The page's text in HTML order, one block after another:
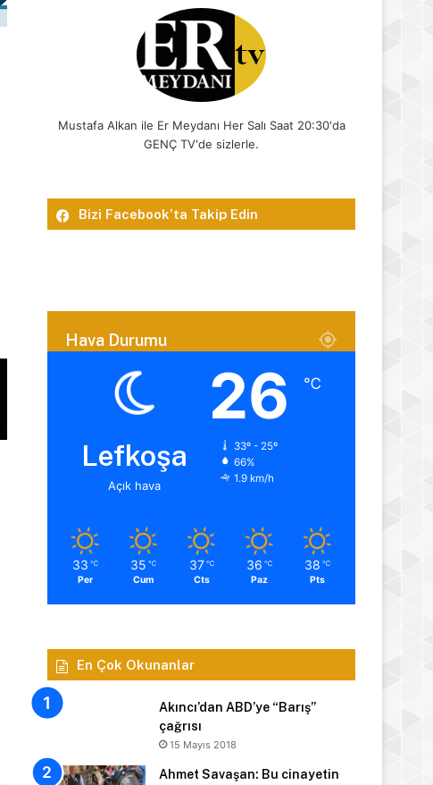
Mustafa Alkan ile Er Meydanı Her Salı Saat 20:30'da
GENÇ TV'de sizlerle.
Bizi Facebook’ta Takip Edin
Hava Durumu
Lefkoşa
Açık hava
26 ℃
33º - 25º
66%
1.9 km/h
33 ℃
Per
35 ℃
Cum
37 ℃
Cts
36 ℃
Paz
38 ℃
Pts
En Çok Okunanlar
Akıncı’dan ABD’ye “Barış”
çağrısı
15 Mayıs 2018
Ahmet Savaşan: Bu cinayetin